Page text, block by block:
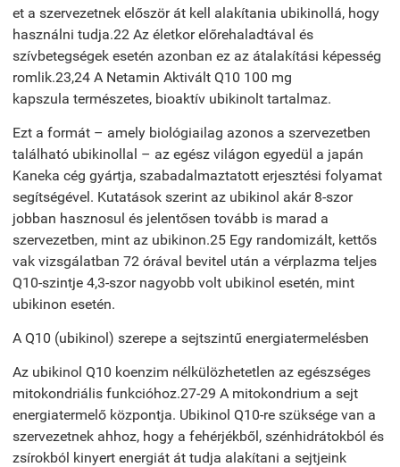
et a szervezetnek először át kell alakítania ubikinollá, hogy
használni tudja.22 Az életkor előrehaladtával és
szívbetegségek esetén azonban ez az átalakítási képesség
romlik.23,24 A Netamin Aktivált Q10 100 mg
kapszula természetes, bioaktív ubikinolt tartalmaz.
Ezt a formát – amely biológiailag azonos a szervezetben
található ubikinollal – az egész világon egyedül a japán
Kaneka cég gyártja, szabadalmaztatott erjesztési folyamat
segítségével. Kutatások szerint az ubikinol akár 8-szor
jobban hasznosul és jelentősen tovább is marad a
szervezetben, mint az ubikinon.25 Egy randomizált, kettős
vak vizsgálatban 72 órával bevitel után a vérplazma teljes
Q10-szintje 4,3-szor nagyobb volt ubikinol esetén, mint
ubikinon esetén.
A Q10 (ubikinol) szerepe a sejtszintű energiatermelésben
Az ubikinol Q10 koenzim nélkülözhetetlen az egészséges
mitokondriális funkcióhoz.27-29 A mitokondrium a sejt
energiatermelő központja. Ubikinol Q10-re szüksége van a
szervezetnek ahhoz, hogy a fehérjékből, szénhidrátokból és
zsírokból kinyert energiát át tudja alakítani a sejtjeink